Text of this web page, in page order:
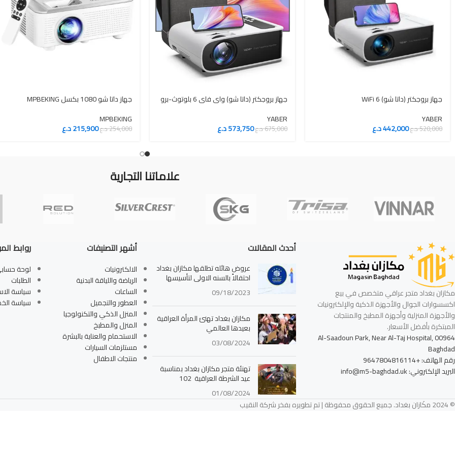
جهاز بروجكتر (داتا شو) WiFi 6
YABER
520,000د.ع442,000د.ع
جهاز بروجكتر (داتا شو) واي فاي 6 بلوتوث-برو
YABER
675,000د.ع573,750د.ع
جهاز داتا شو 1080 بكسل MPBEKING
MPBEKING
254,000د.ع215,900د.ع
علاماتنا التجارية
مكازان بغداد متجر عراقي متخصص في بيع
اكسسوارات الجوال والأجهزة الذكية والإلكترونيات
والأجهزة المنزلية وأجهزة المطبخ والمنتجات
المبتكرة بأفضل الأسعار.
Al-Saadoun Park, Near Al-Taj Hospital, 00964
Baghdad
رقم الهاتف: +9647804816114
البريد الإلكتروني: info@m5-baghdad.uk
أحدث المقالات
عروض هائله تطلقها مكازان بغداد
احتفالاً بالسنه الاولى لتأسيسها
09/18/2023
مكازان بغداد تهنئ المرأة العراقية
بعيدها العالمي
03/08/2024
تهنئة متجر مكازان بغداد بمناسبة
عيد الشرطة العراقية 102
01/08/2024
أشهر التصنيفات
الالكترونيات
الرياضة واللياقة البدنية
الساعات
العطور والتجميل
المنزل الذكي والتكنولوجيا
المنزل والمطبخ
الاستحمام والعناية بالبشرة
مستلزمات السيارات
منتجات الاطفال
روابط
لوحة
الطلبات
سياسة
سياسة
© 2024 مكَازان بغداد. جميع الحقوق محفوظة | تم تطويره بفخر شركة النقيب